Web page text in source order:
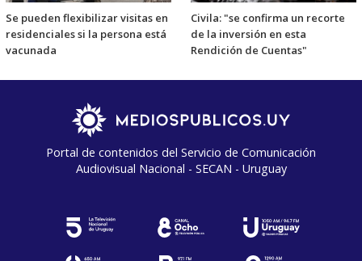
Se pueden flexibilizar visitas en
residenciales si la persona está
vacunada
Civila: "se confirma un recorte
de la inversión en esta
Rendición de Cuentas"
Portal de contenidos del Servicio de Comunicación
Audiovisual Nacional - SECAN - Uruguay